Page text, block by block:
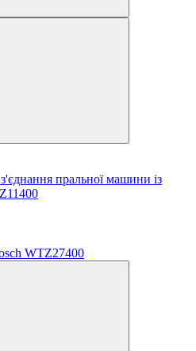
пральної машини із